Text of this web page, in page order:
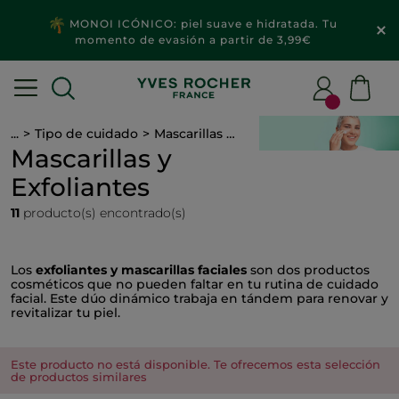
MONOI ICÓNICO: piel suave e hidratada. Tu
momento de evasión a partir de 3,99€
... Tipo de cuidado Mascarillas y Exfoliantes
Mascarillas y
Exfoliantes
11 producto(s) encontrado(s)
Los exfoliantes y mascarillas faciales son dos productos
cosméticos que no pueden faltar en tu rutina de cuidado
facial. Este dúo dinámico trabaja en tándem para renovar y
revitalizar tu piel.
Este producto no está disponible. Te ofrecemos esta selección
de productos similares